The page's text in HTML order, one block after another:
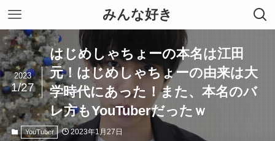
みんな好き
はじめしゃちょーの本名は江田
元！はじめしゃちょーの由来は大
学時代にあった！また、本名のバ
レ方もYouTuberだったｗ
2023
1/27
YouTuber 2023年1月27日